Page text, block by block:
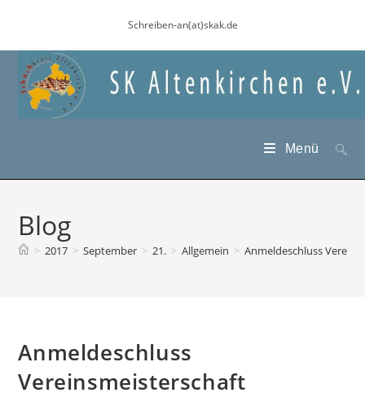
springen
Schreiben-an(at)skak.de
Menü
Blog
> 2017 > September > 21. > Allgemein > Anmeldeschluss
Anmeldeschluss
Vereinsmeisterschaft